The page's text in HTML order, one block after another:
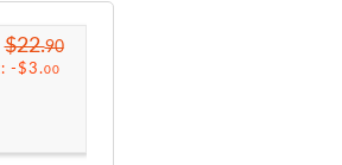
$22.90
-$3.00